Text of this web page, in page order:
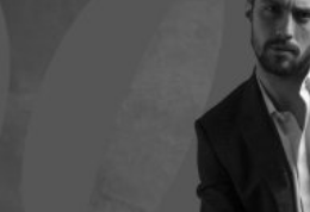
Bond คนใหม่ แง้ม ตอนนี้
ตัวเอง
เลอร์-จอห์นสัน Aaron Taylor-
บท James Bond คนใหม่ เจ้าตัวเผย
ตัวเอง แต่แง้มไม่ปฏิเสธ